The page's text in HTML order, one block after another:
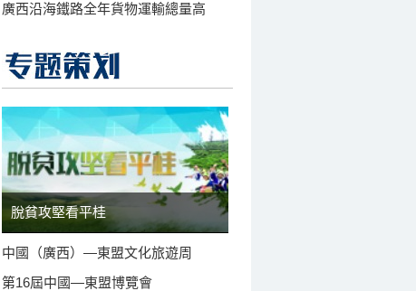
廣西沿海鐵路全年貨物運輸總量高
脫貧攻堅看平桂
中國（廣西）—東盟文化旅遊周
第16屆中國—東盟博覽會